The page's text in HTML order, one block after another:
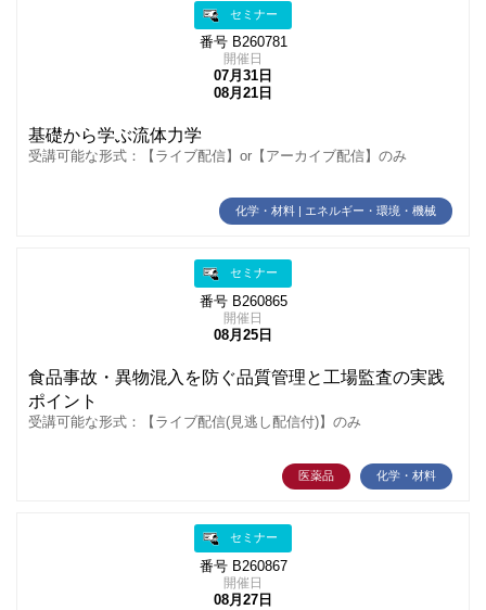
セミナー
番号 B260781
開催日
07月31日
08月21日
基礎から学ぶ流体力学
受講可能な形式：【ライブ配信】or【アーカイブ配信】のみ
化学・材料 | エネルギー・環境・機械
セミナー
番号 B260865
開催日
08月25日
食品事故・異物混入を防ぐ品質管理と工場監査の実践
ポイント
受講可能な形式：【ライブ配信(見逃し配信付)】のみ
医薬品 化学・材料
セミナー
番号 B260867
開催日
08月27日